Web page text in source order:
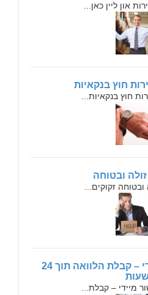
און ליין כאן...
חוץ בנקאיות
חוץ בנקאיות...
ובטוחה
ובטוחה זקוקים...
הלוואה באישור מיידי – קבלת הלוואה תוך 24
מיידי – קבלת...